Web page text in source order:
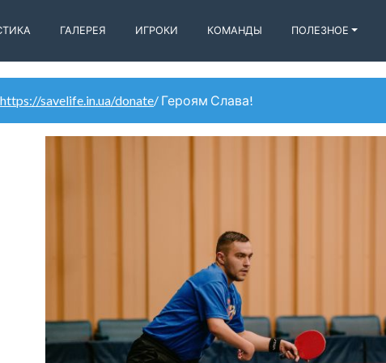
ГАЛЕРЕЯ ИГРОКИ КОМАНДЫ ПОЛЕЗНОЕ
https://savelife.in.ua/donate/ Героям Слава!